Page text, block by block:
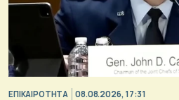
ΕΠΙΚΑΙΡΟΤΗΤΑ 08.08.2026, 17:31